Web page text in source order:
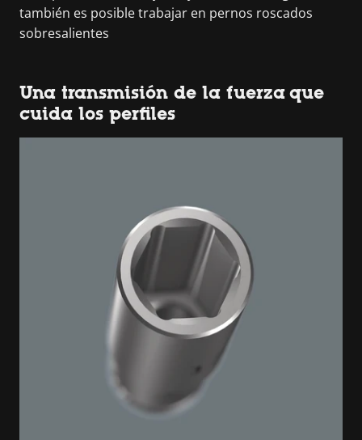
también es posible trabajar en pernos roscados
sobresalientes
Una transmisión de la fuerza que
cuida los perfiles